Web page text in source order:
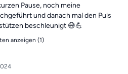
Pause, noch meine
und danach mal den Puls
beschleunigt 😅💪
anzeigen (1)